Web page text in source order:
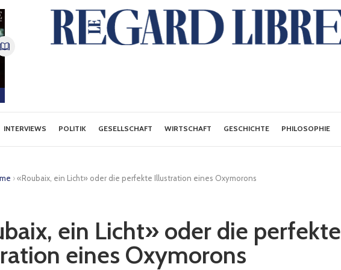
INTERVIEWS POLITIK GESELLSCHAFT WIRTSCHAFT GESCHICHTE PHILOSOPHIE
›«Roubaix, ein Licht» oder die perfekte Illustration eines Oxymorons
ein Licht» oder die perfekte
eines Oxymorons